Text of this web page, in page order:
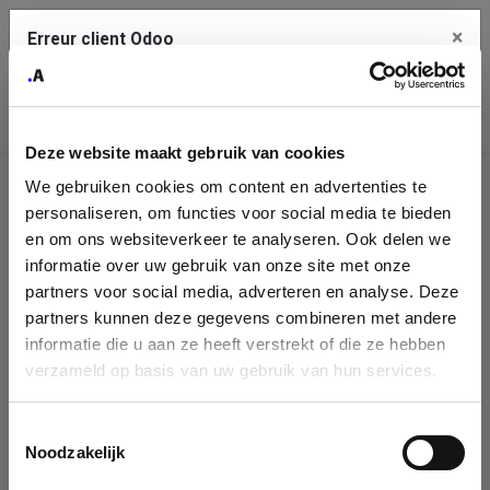
Deze website maakt gebruik van cookies
We gebruiken cookies om content en advertenties te
personaliseren, om functies voor social media te bieden
en om ons websiteverkeer te analyseren. Ook delen we
informatie over uw gebruik van onze site met onze
partners voor social media, adverteren en analyse. Deze
partners kunnen deze gegevens combineren met andere
informatie die u aan ze heeft verstrekt of die ze hebben
verzameld op basis van uw gebruik van hun services.
Noodzakelijk
Identification
de
l'entreprise
Please fill in your company details
form. If you don't find your company in our database, you can create
a new company record with the button below.
Erreur client Odoo ×
Une erreur s'est produite
Utilisez le bouton Copier pour reporter cette erreur à votre
service de support.
Voir les détails
Ok